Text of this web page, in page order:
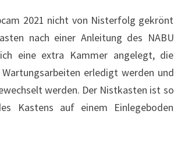
2021 nicht von Nisterfolg gekrönt
nach einer Anleitung des NABU
eine extra Kammer angelegt, die
erledigt werden und
werden. Der Nistkasten ist so
Kastens auf einem Einlegeboden